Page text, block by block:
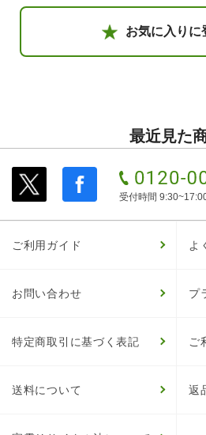
お気に入りに
最近見た
受付時間
ご利用ガイド よ
お問い合わせ プ
特定商取引に基づく表記 ご
送料について 返